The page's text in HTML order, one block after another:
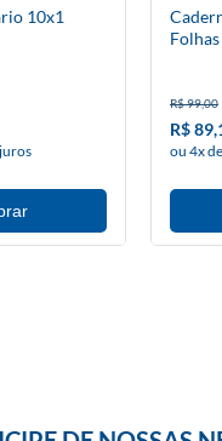
10x1
R$ 99,00
R$
ou 4x